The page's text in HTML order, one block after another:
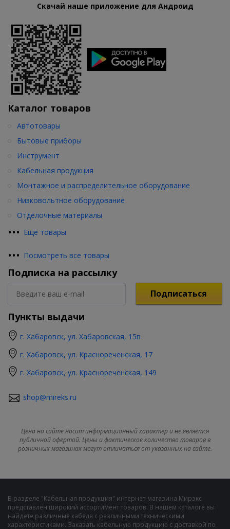
Скачай наше приложение для Андроид
Каталог товаров
••• Еще товары
Автотовары
Бытовые приборы
Инструмент
Кабельная продукция
Монтажное и распределительное оборудование
Низковольтное оборудование
Отделочные материалы
••• Посмотреть все товары
Подписка на рассылку
Подписаться
Пункты выдачи
г. Хабаровск, ул. Хабаровская, 15в
г. Хабаровск, ул. Краснореченская, 17
г. Хабаровск, ул. Краснореченская, 149
shop@mireks.ru
Цена на сайте носит информационный характер и не является
публичной офертой. Цены и фактическое количество товаров в
розничных магазинах могут отличаться от указанных на сайте.
В разделе "Кабельная продукция" интернет-магазина Мирэкс
представлен широкий ассортимент товаров. В нашем каталоге вы
найдете различные кабеля с различными техническими
характеристиками. Заказать кабельную продукцию с доставкой по